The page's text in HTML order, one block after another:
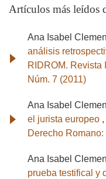
Artículos más leídos
Ana Isabel
análisis
RIDROM. Revista
Núm. 7 (2011)
Ana Isabel
el jurista europeo ,
Derecho
Ana Isabel
prueba testifical y